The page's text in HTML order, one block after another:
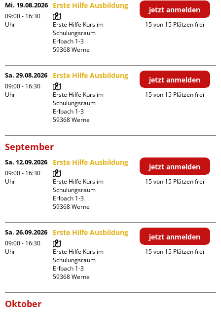
Mi. 19.08.2026
09:00 - 16:30
Uhr
Erste Hilfe Ausbildung
Erste Hilfe Kurs im
Schulungsraum
Erlbach 1-3
jetzt anmelden
15 von 15 Plätzen frei
Sa. 29.08.2026
09:00 - 16:30
Uhr
Erste Hilfe Ausbildung
Erste Hilfe Kurs im
Schulungsraum
Erlbach 1-3
jetzt anmelden
15 von 15 Plätzen frei
September
Sa. 12.09.2026
09:00 - 16:30
Uhr
Erste Hilfe Ausbildung
Erste Hilfe Kurs im
Schulungsraum
Erlbach 1-3
jetzt anmelden
15 von 15 Plätzen frei
Sa. 26.09.2026
09:00 - 16:30
Uhr
Erste Hilfe Ausbildung
Erste Hilfe Kurs im
Schulungsraum
Erlbach 1-3
jetzt anmelden
15 von 15 Plätzen frei
Oktober